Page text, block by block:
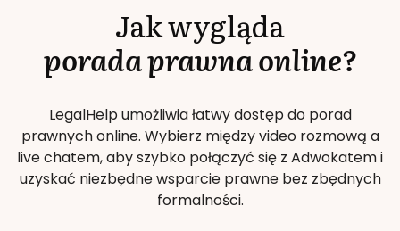
Jak wygląda
porada prawna online?
LegalHelp umożliwia łatwy dostęp do porad
prawnych online. Wybierz między video rozmową a
live chatem, aby szybko połączyć się z Adwokatem i
uzyskać niezbędne wsparcie prawne bez zbędnych
formalności.